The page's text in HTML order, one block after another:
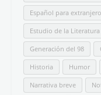
Español para
Estudio de la Literatura
Generación del 98
Historia Humor
Narrativa breve